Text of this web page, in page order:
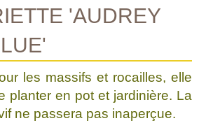
'AUDREY
les massifs et rocailles, elle
planter en pot et jardinière. La
ne passera pas inaperçue.